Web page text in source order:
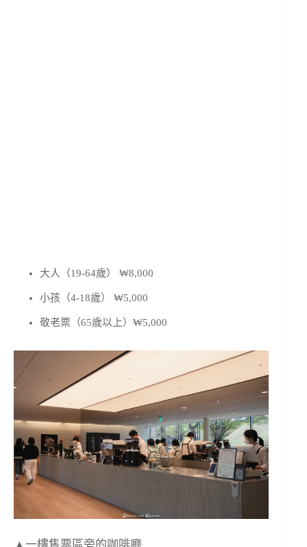
大人（19-64歲） ₩8,000
小孩（4-18歲） ₩5,000
敬老票（65歲以上）₩5,000